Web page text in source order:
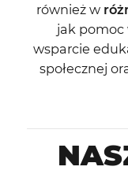
również w
jak pomoc
wsparcie
społecznej